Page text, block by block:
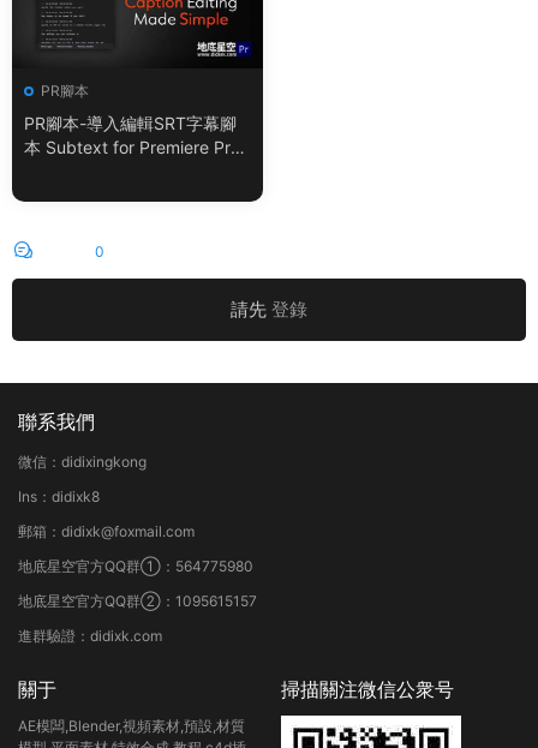
PR腳本
PR腳本-導入編輯SRT字幕腳
本 Subtext for Premiere Pro
0
請先 登錄
聯系我們
微信：didixingkong
Ins：didixk8
郵箱：didixk@foxmail.com
地底星空官方QQ群①：564775980
地底星空官方QQ群②：1095615157
進群驗證：didixk.com
關于
AE模闆,Blender,視頻素材,預設,材質
掃描關注微信公衆号